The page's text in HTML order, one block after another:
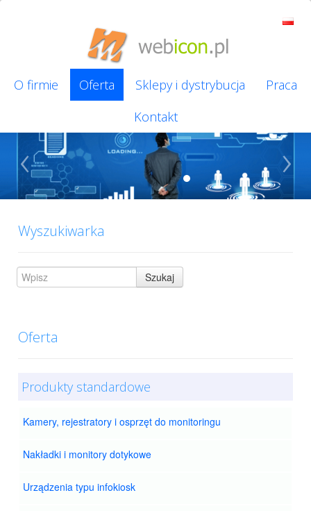
O firmie Oferta Sklepy i dystrybucja
Praca
Kontakt
‹ ›
Wyszukiwarka
Oferta
Produkty standardowe
Kamery, rejestratory i osprzęt do monitoringu
Nakładki i monitory dotykowe
Urządzenia typu infokiosk